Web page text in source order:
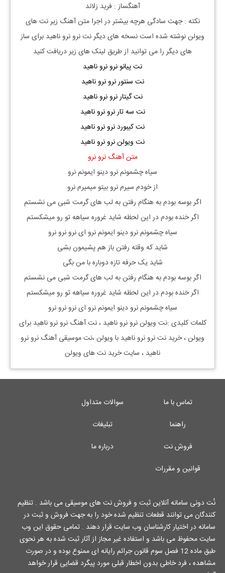
آهنگساز : فرید زلاند
نکته : جهت سادگی هرچه بیشتر در اجرا متن آهنگ زیر نت های
ویولن نوشته شده است نسخه های دیگر نت نرو نرو ناهید برای ساز
های دیگر را می توانید از طریق لینک های زیر دریافت کنید
نت پیانو نرو نرو ناهید
نت سنتور نرو نرو ناهید
نت گیتار نرو نرو ناهید
نت سه تار نرو نرو ناهید
نت کیبورد نرو نرو ناهید
نت ویولن نرو نرو ناهید
متن آهنگ نرو نرو
سیاه چشمونم نرو دینو ایمونم نرو
از خودم سیرم نرو بیتو میمیرم نرو
اگر بوسه بودم به هنگام رفتن به لب های گرمت شبی می نشستم
اگر خنده بودم در این لحظه شاید غروره سیاهه تو رو میشکستم
سیاه چشمونم نرو دینو ایمونم نرو ای نرو نرو نرو
شاید که وقته رفتن باز هم پشیمون بشی
شاید یک حرفه تازه دوباره با من بگی
اگر بوسه بودم به هنگام رفتن به لب های گرمت شبی می نشستم
اگر خنده بودم در این لحظه شاید غروره سیاهه تو رو میشکستم
سیاه چشمونم نرو دینو ایمونم نرو ای نرو نرو نرو
کلمات کلیدی :نت ویولن نرو نرو ناهید ، نت آهنگ نرو نرو ناهید برای
ویولن ، خرید نت نرو نرو ناهید با ویولن ،نت موسیقی آهنگ نرو نرو
ناهید ، سایت خرید نت های ویولن
تماس با ما
سوالات متداول
راهنما
تبلیغات
فروش نت
درباره ما
قوانین و مقررات
نُت دونی سامانه آنلاین ثبت و فروش نت های موسیقی می باشد . تنظیم
کنندگان می توانند قطعات تنظیم شده خود را به جهت فروش و ثبت در
سامانه در اختیار کارشناسان وب سایت قرار دهند . تمامی حقوق این وب
سایت محفوظ می باشد و استفاده غیر مجاز از آثار ثبت شده به هر نحوی
طبق ماده 12 فصل سوم قانون جرائم رایانه ای ممنوع بوده و در صورت
مشاهده ، فرد خاطی بدون اخطار قبلی مورد پیگرد قضایی قرار خواهد